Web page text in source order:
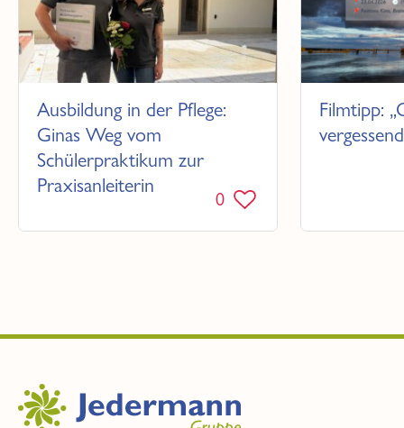
Ausbildung in der Pflege:
Ginas Weg vom
Schülerpraktikum zur
Praxisanleiterin
0
Filmtipp: